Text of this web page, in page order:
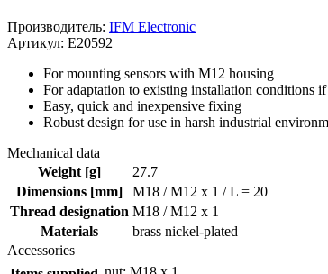
Производитель: IFM Electronic
Артикул: E20592
For mounting sensors with M12 housing
For adaptation to existing installation conditions
Easy, quick and inexpensive fixing
Robust design for use in harsh industrial
Mechanical data
Weight [g]
27.7
Dimensions [mm]
M18 / M12 x 1 / L = 20
Thread designation M18 / M12 x 1
Materials
brass nickel-plated
Accessories